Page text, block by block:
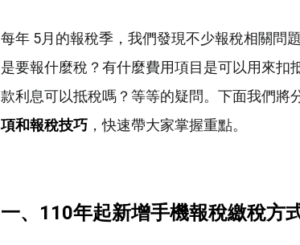
每年 5月的報稅季，我們發現不少報稅相關問
是要報什麼稅？有什麼費用項目是可以用來扣
款利息可以抵稅嗎？等等的疑問。下面我們將
項和報稅技巧 ，快速帶大家掌握重點。
一、110年起新增手機報稅繳稅方